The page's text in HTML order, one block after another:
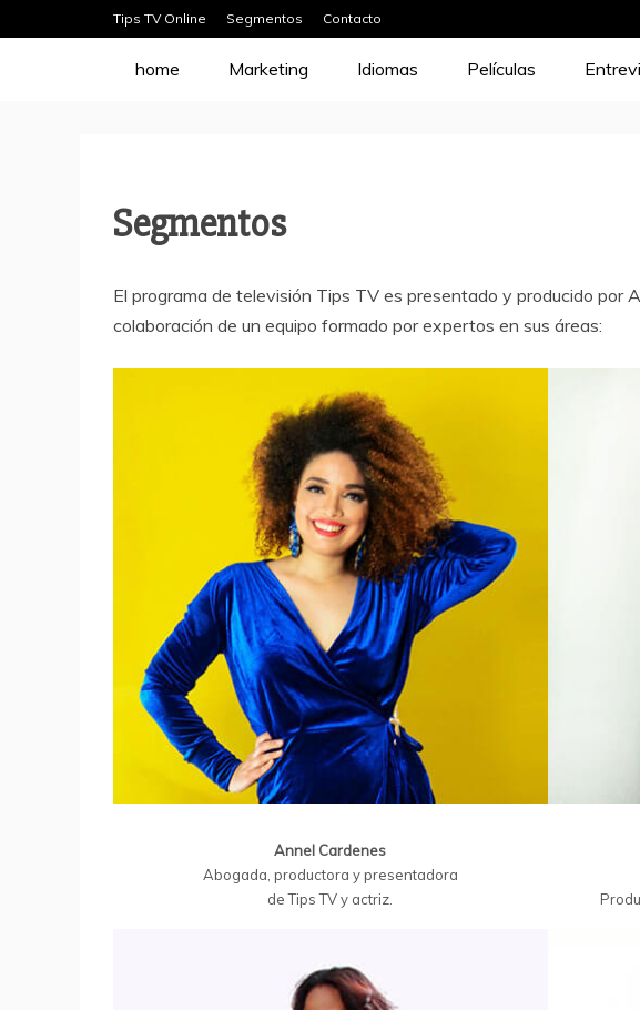
to
Tips TV Online Segmentos Contacto
home Marketing Idiomas Películas
Segmentos
El programa de televisión Tips TV es presentado y producido por
colaboración de un equipo formado por expertos en sus áreas:
Annel Cardenes
Abogada, productora y presentadora
de Tips TV y actriz.